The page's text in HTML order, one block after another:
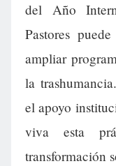
del Año
Pastores
ampliar
la
el apoyo
viva esta
transformación